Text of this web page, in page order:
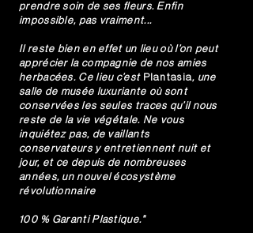
prendre soin de ses fleurs. Enfin
impossible, pas vraiment...
Il reste bien en effet un lieu où l’on peut
apprécier la compagnie de nos amies
herbacées. Ce lieu c’est Plantasia, une
salle de musée luxuriante où sont
conservées les seules traces qu’il nous
reste de la vie végétale. Ne vous
inquiétez pas, de vaillants
conservateurs y entretiennent nuit et
jour, et ce depuis de nombreuses
années, un nouvel écosystème
révolutionnaire
100 % Garanti Plastique."